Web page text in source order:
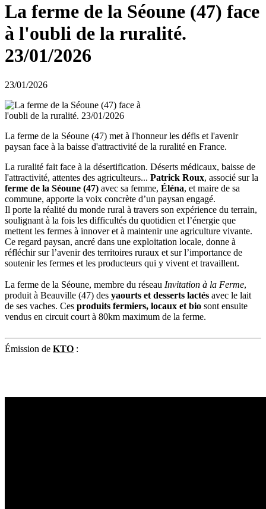
La ferme de la Séoune (47) face
à l'oubli de la ruralité.
23/01/2026
23/01/2026
La ferme de la Séoune (47) met à l'honneur les défis et l'avenir
paysan face à la baisse d'attractivité de la ruralité en France.
La ruralité fait face à la désertification. Déserts médicaux, baisse de
l'attractivité, attentes des agriculteurs... Patrick Roux, associé sur la
ferme de la Séoune (47) avec sa femme, Éléna, et maire de sa
commune, apporte la voix concrète d’un paysan engagé.
Il porte la réalité du monde rural à travers son expérience du terrain,
soulignant à la fois les difficultés du quotidien et l’énergie que
mettent les fermes à innover et à maintenir une agriculture vivante.
Ce regard paysan, ancré dans une exploitation locale, donne à
réfléchir sur l’avenir des territoires ruraux et sur l’importance de
soutenir les fermes et les producteurs qui y vivent et travaillent.
La ferme de la Séoune, membre du réseau Invitation à la Ferme,
produit à Beauville (47) des yaourts et desserts lactés avec le lait
de ses vaches. Ces produits fermiers, locaux et bio sont ensuite
vendus en circuit court à 80km maximum de la ferme.
Émission de KTO :